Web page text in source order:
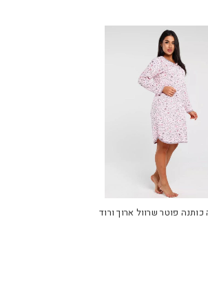
כותנה פוטר שרוול ארוך ורוד